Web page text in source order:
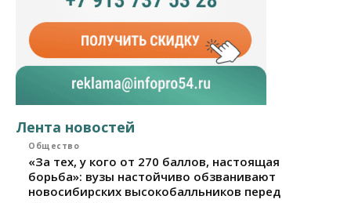
Лента новостей
Общество
«За тех, у кого от 270 баллов, настоящая
борьба»: вузы настойчиво обзванивают
новосибирских высокобалльников перед